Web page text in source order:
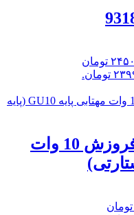
قیمت اصلی: ۲۴۵۰۰۰۰ تومان
هالوژن LED کم مصرف فروزش 10 وات
قیمت اصلی: ۴۲۰۰۰ تومان